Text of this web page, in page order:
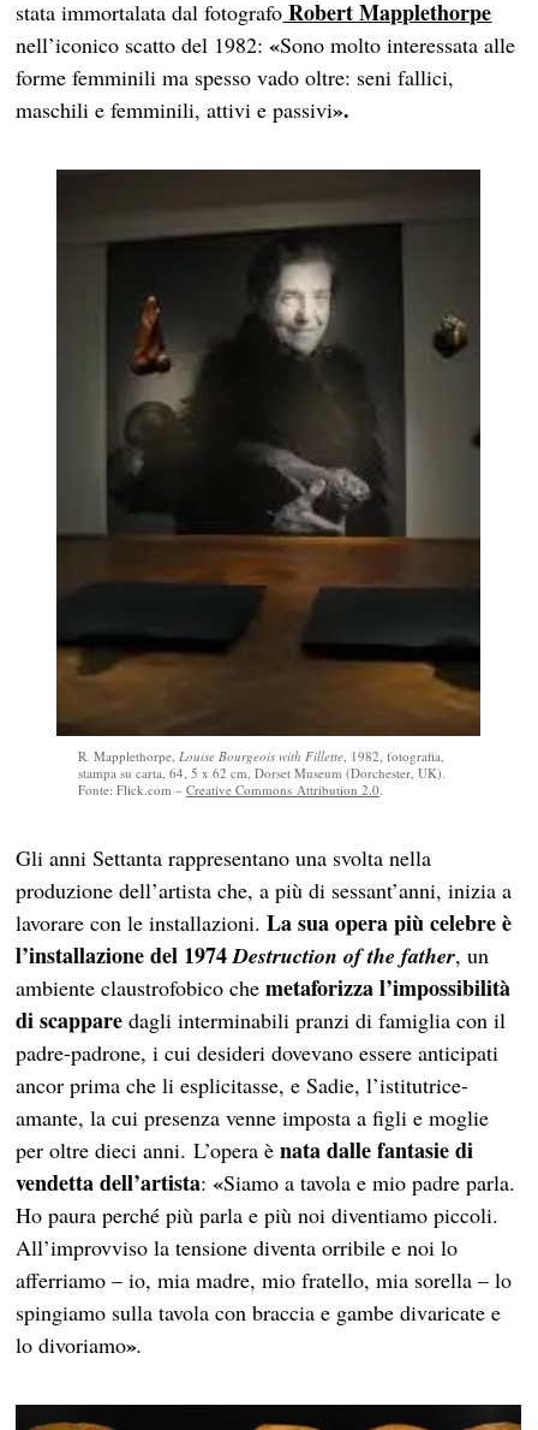
stata immortalata dal fotografo Robert Mapplethorpe
nell’iconico scatto del 1982:«Sono molto interessata alle
forme femminili ma spesso vado oltre: seni fallici,
maschili e femminili, attivi e passivi».
R. Mapplethorpe,Louise Bourgeois with Fillette, 1982, fotografia,
stampa su carta, 64, 5 x 62 cm, Dorset Museum (Dorchester, UK).
Fonte: Flick.com –Creative CommonsAttribution 2.0.
Gli anni Settanta rappresentano una svolta nella
produzione dell’artista che, a più di sessant’anni, inizia a
lavorare con le installazioni.La sua opera più celebre è
l’installazione del 1974Destruction of the father, un
ambiente claustrofobico chemetaforizza l’impossibilità
di scapparedagli interminabili pranzi di famiglia con il
padre-padrone, i cui desideri dovevano essere anticipati
ancor prima che li esplicitasse, e Sadie, l’istitutrice-
amante, la cui presenza venne imposta a figli e moglie
per oltre dieci anni. L’opera ènata dalle fantasie di
vendetta dell’artista:«Siamo a tavola e mio padre parla.
Ho paura perché più parla e più noi diventiamo piccoli.
All’improvviso la tensione diventa orribile e noi lo
afferriamo – io, mia madre, mio fratello, mia sorella – lo
spingiamo sulla tavola con braccia e gambe divaricate e
lo divoriamo».